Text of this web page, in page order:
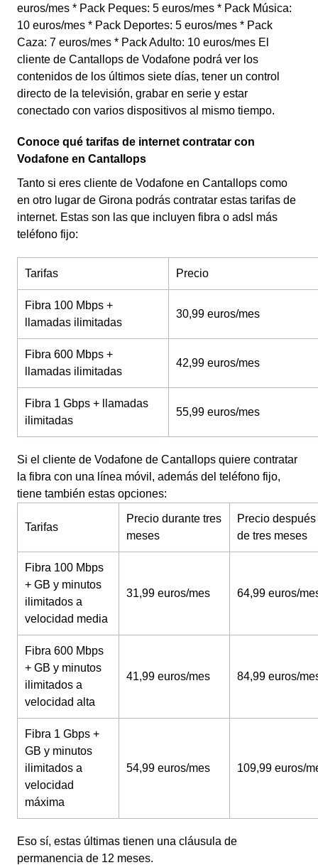
euros/mes * Pack Peques: 5 euros/mes * Pack Música:
10 euros/mes * Pack Deportes: 5 euros/mes * Pack
Caza: 7 euros/mes * Pack Adulto: 10 euros/mes El
cliente de Cantallops de Vodafone podrá ver los
contenidos de los últimos siete días, tener un control
directo de la televisión, grabar en serie y estar
conectado con varios dispositivos al mismo tiempo.
Conoce qué tarifas de internet contratar con
Vodafone en Cantallops
Tanto si eres cliente de Vodafone en Cantallops como
en otro lugar de Girona podrás contratar estas tarifas de
internet. Estas son las que incluyen fibra o adsl más
teléfono fijo:
Tarifas Precio
Fibra 100 Mbps +
llamadas ilimitadas
30,99 euros/mes
Fibra 600 Mbps +
llamadas ilimitadas
42,99 euros/mes
Fibra 1 Gbps + llamadas
ilimitadas
55,99 euros/mes
Si el cliente de Vodafone de Cantallops quiere contratar
la fibra con una línea móvil, además del teléfono fijo,
tiene también estas opciones:
Tarifas
Precio durante tres
meses
Precio después
de tres meses
Fibra 100 Mbps
+ GB y minutos
ilimitados a
velocidad media
31,99 euros/mes 64,99 euros/
Fibra 600 Mbps
+ GB y minutos
ilimitados a
velocidad alta
41,99 euros/mes 84,99 euros/
Fibra 1 Gbps +
GB y minutos
ilimitados a
velocidad
máxima
54,99 euros/mes 109,99 euros/
Eso sí, estas últimas tienen una cláusula de
permanencia de 12 meses.